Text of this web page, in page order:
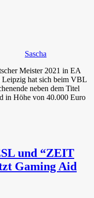
Sascha
Meister 2021 in EA
hat sich beim VBL
neben dem Titel
in Höhe von 40.000 Euro
und “ZEIT
Gaming Aid